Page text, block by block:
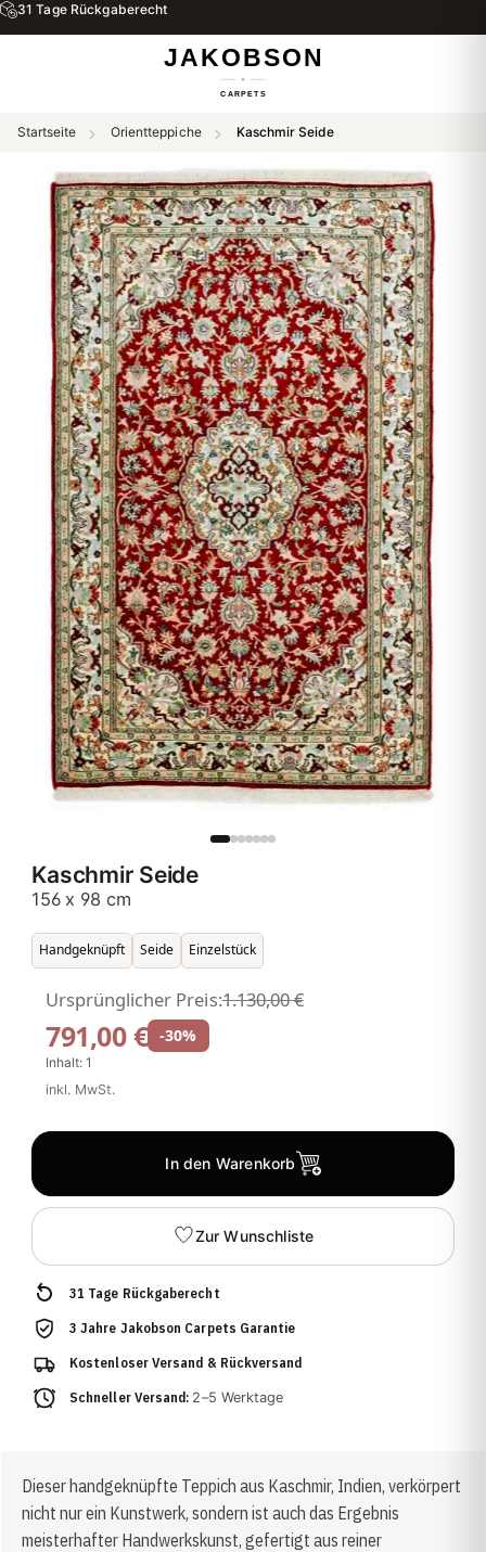
31 Tage Rückgaberecht
Startseite Orientteppiche Kaschmir Seide
Kaschmir Seide
156 x 98 cm
Handgeknüpft Seide Einzelstück
791,00 €
Ursprünglicher Preis:1.130,00 €
-30%
Inhalt:1
inkl. MwSt.
In den Warenkorb
Zur Wunschliste
31 Tage Rückgaberecht
3 Jahre Jakobson Carpets Garantie
Kostenloser Versand & Rückversand
Schneller Versand: 2–5 Werktage
Dieser handgeknüpfte Teppich aus Kaschmir, Indien, verkörpert
nicht nur ein Kunstwerk, sondern ist auch das Ergebnis
meisterhafter Handwerkskunst, gefertigt aus reiner